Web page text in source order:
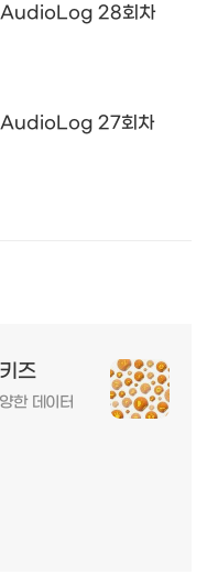
AudioLog 28회차
AudioLog 27회차
즈
한 데이터